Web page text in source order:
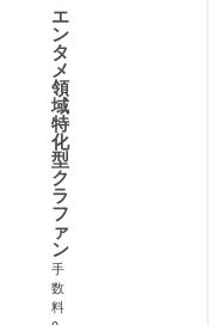
エ
ン
タ
メ
領
域
特
化
型
ク
ラ
フ
ァ
ン
手
数
料